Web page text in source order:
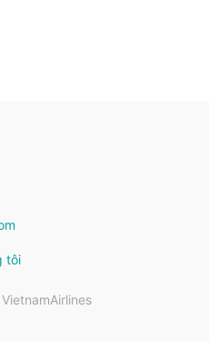
tôi
VietnamAirlines